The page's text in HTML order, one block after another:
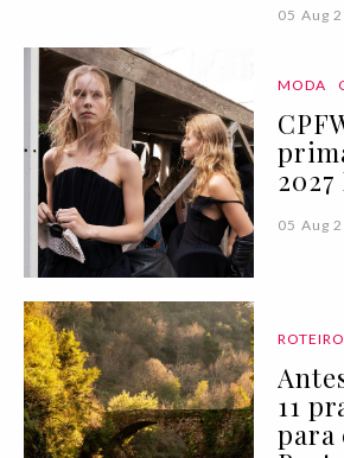
05 Aug
MODA
05 Aug
ROTEIRO
11
para